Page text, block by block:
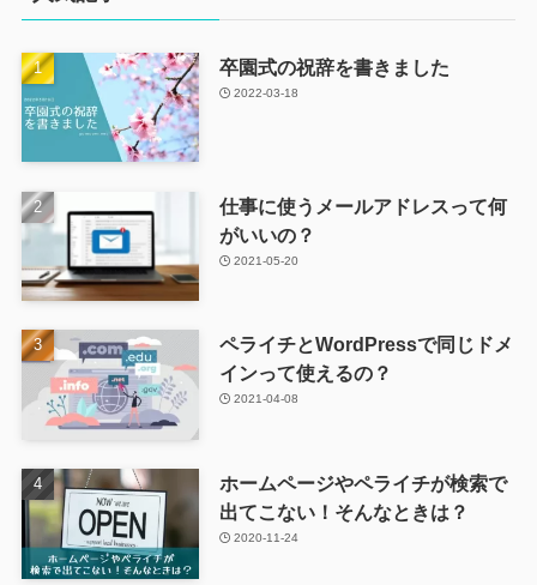
卒園式の祝辞を書きました
2022-03-18
仕事に使うメールアドレスって何
がいいの？
2021-05-20
ペライチとWordPressで同じドメ
インって使えるの？
2021-04-08
ホームページやペライチが検索で
出てこない！そんなときは？
2020-11-24